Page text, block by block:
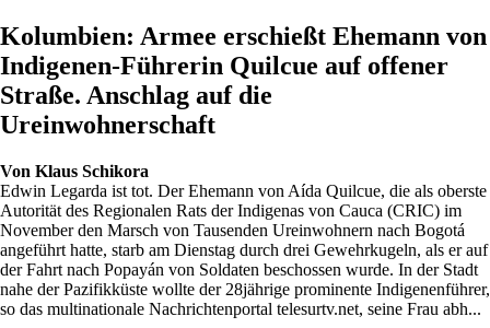
Kolumbien: Armee erschießt Ehemann von
Indigenen-Führerin Quilcue auf offener
Straße. Anschlag auf die
Ureinwohnerschaft
Von Klaus Schikora
Edwin Legarda ist tot. Der Ehemann von Aída Quilcue, die als oberste
Autorität des Regionalen Rats der Indigenas von Cauca (CRIC) im
November den Marsch von Tausenden Ureinwohnern nach Bogotá
angeführt hatte, starb am Dienstag durch drei Gewehrkugeln, als er auf
der Fahrt nach Popayán von Soldaten beschossen wurde. In der Stadt
nahe der Pazifikküste wollte der 28jährige prominente Indigenenführer,
so das multinationale Nachrichtenportal telesurtv.net, seine Frau abh...